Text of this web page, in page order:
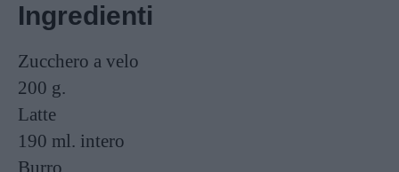
Ingredienti
Zucchero a velo
200 g.
Latte
190 ml. intero
Burro